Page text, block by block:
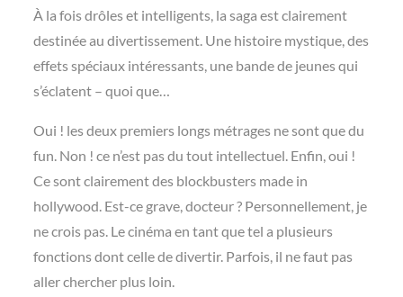
À la fois drôles et intelligents, la saga est clairement
destinée au divertissement. Une histoire mystique, des
effets spéciaux intéressants, une bande de jeunes qui
s’éclatent – quoi que…
Oui ! les deux premiers longs métrages ne sont que du
fun. Non ! ce n’est pas du tout intellectuel. Enfin, oui !
Ce sont clairement des blockbusters made in
hollywood. Est-ce grave, docteur ? Personnellement, je
ne crois pas. Le cinéma en tant que tel a plusieurs
fonctions dont celle de divertir. Parfois, il ne faut pas
aller chercher plus loin.